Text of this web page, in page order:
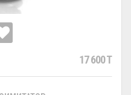
17 600 T